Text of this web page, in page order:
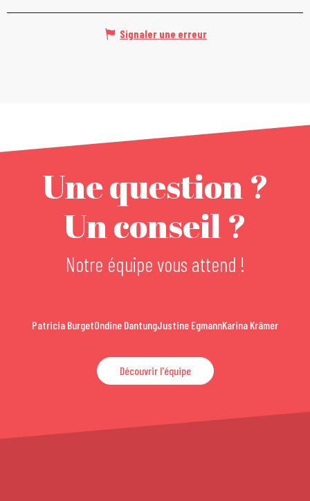
Signaler une erreur
Une question ?
Un conseil ?
Notre équipe vous attend !
Patricia BurgetOndine DantungJustine EgmannKarina Krämer
Découvrir l'équipe